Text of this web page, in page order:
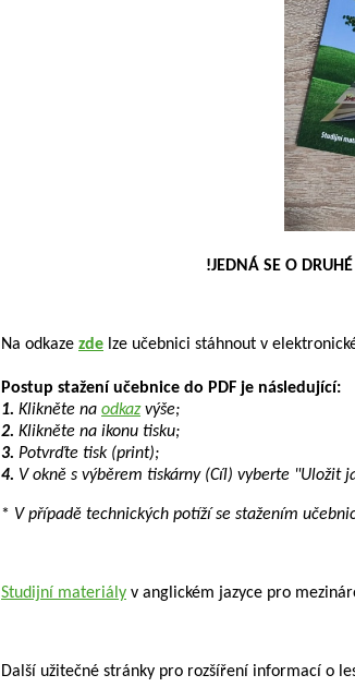
!JEDNÁ SE O DRUHÉ VYDÁNÍ
Na odkaze zde lze učebnici stáhnout v
Postup stažení učebnice do PDF je následující:
1. Klikněte na odkazvýše;
2. Klikněte na ikonu tisku;
3. Potvrďte tisk (print);
4. V okně s výběrem tiskárny (Cíl) vyberte "Uložit
* V případě technických potíží se stažením
Studijní materiály v anglickém jazyce pro
Další užitečné stránky pro rozšíření informací o